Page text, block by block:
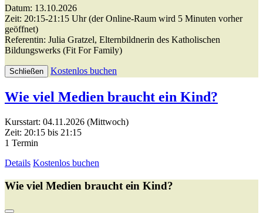
Datum: 13.10.2026
Zeit: 20:15-21:15 Uhr (der Online-Raum wird 5 Minuten vorher
geöffnet)
Referentin: Julia Gratzel, Elternbildnerin des Katholischen
Bildungswerks (Fit For Family)
Schließen Kostenlos buchen
Wie viel Medien braucht ein Kind?
Kursstart: 04.11.2026 (Mittwoch)
Zeit: 20:15 bis 21:15
1 Termin
Details Kostenlos buchen
Wie viel Medien braucht ein Kind?